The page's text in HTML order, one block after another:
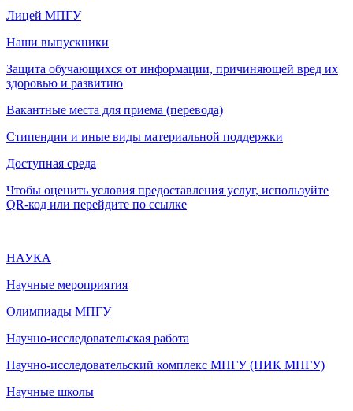
Лицей МПГУ
Наши выпускники
Защита обучающихся от информации, причиняющей вред их
здоровью и развитию
Вакантные места для приема (перевода)
Стипендии и иные виды материальной поддержки
Доступная среда
Чтобы оценить условия предоставления услуг, используйте
QR-код или перейдите по ссылке
НАУКА
Научные мероприятия
Олимпиады МПГУ
Научно-исследовательская работа
Научно-исследовательский комплекс МПГУ (НИК МПГУ)
Научные школы